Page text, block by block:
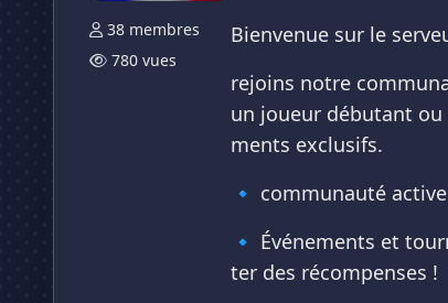
38 membres
780 vues
Bienvenue sur le
rejoins notre
un joueur débutant ou
ments exclusifs.
🔹 communauté
🔹 Événements et
ter des récompenses !